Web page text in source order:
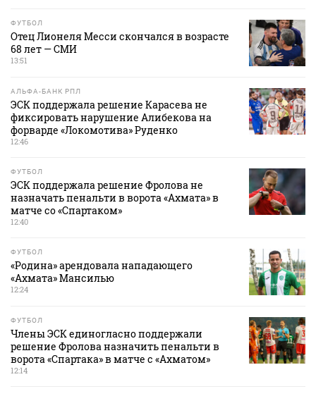
ФУТБОЛ
Отец Лионеля Месси скончался в возрасте
68 лет — СМИ
13:51
АЛЬФА-БАНК РПЛ
ЭСК поддержала решение Карасева не
фиксировать нарушение Алибекова на
форварде «Локомотива» Руденко
12:46
ФУТБОЛ
ЭСК поддержала решение Фролова не
назначать пенальти в ворота «Ахмата» в
матче со «Спартаком»
12:40
ФУТБОЛ
«Родина» арендовала нападающего
«Ахмата» Мансилью
12:24
ФУТБОЛ
Члены ЭСК единогласно поддержали
решение Фролова назначить пенальти в
ворота «Спартака» в матче с «Ахматом»
12:14